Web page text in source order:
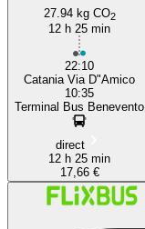
27.94 kg CO2
12 h 25 min
22:10
Catania Via D"Amico
10:35
Terminal Bus Benevento
direct
12 h 25 min
17,66 €